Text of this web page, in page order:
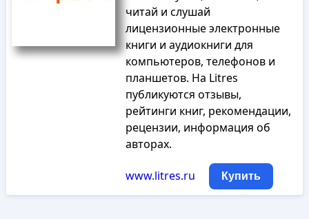
читай и слушай
лицензионные электронные
книги и аудиокниги для
компьютеров, телефонов и
планшетов. На Litres
публикуются отзывы,
рейтинги книг, рекомендации,
рецензии, информация об
авторах.
www.litres.ru Купить